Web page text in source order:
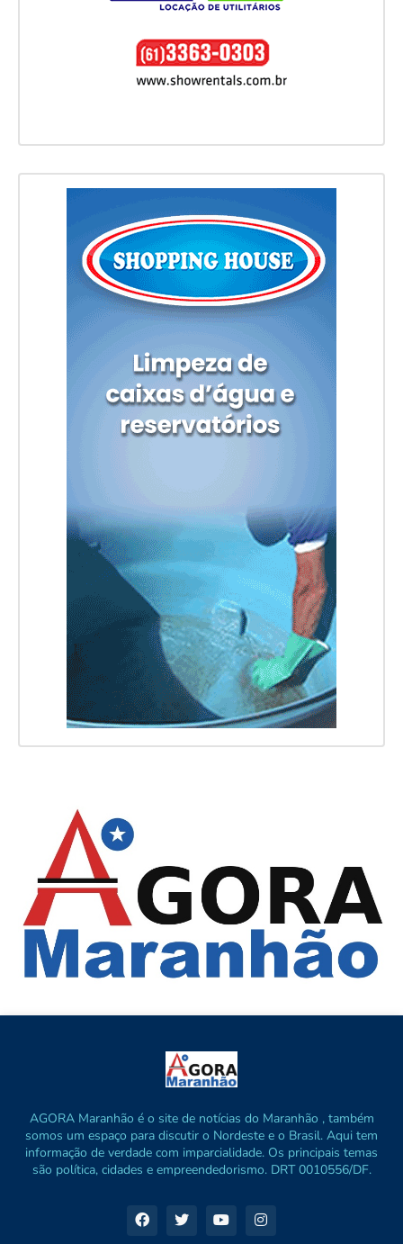
AGORA Maranhão é o site de notícias do Maranhão , também
somos um espaço para discutir o Nordeste e o Brasil. Aqui tem
informação de verdade com imparcialidade. Os principais temas
são política, cidades e empreendedorismo. DRT 0010556/DF.